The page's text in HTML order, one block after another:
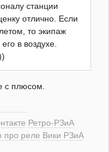
станции
отлично. Если
то экипаж
в воздухе.
с плюсом.
Ретро-РЗиА
про реле Вики РЗиА